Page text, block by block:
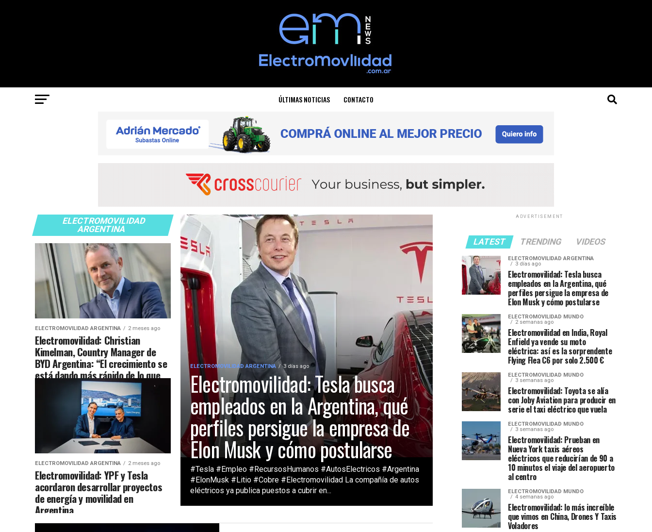
ÚLTIMAS NOTICIAS CONTACTO
ELECTROMOVILIDAD ARGENTINA 3 días ago
Electromovilidad: Tesla busca
empleados en la Argentina, qué
perfiles persigue la empresa de
Elon Musk y cómo postularse
#Tesla #Empleo #RecursosHumanos #AutosElectricos #Argentina
#ElonMusk #Litio #Cobre #Electromovilidad La compañía de autos
eléctricos ya publica puestos a cubrir en...
ELECTROMOVILIDAD
ARGENTINA
ELECTROMOVILIDAD ARGENTINA 2 meses ago
Electromovilidad: Christian
Kimelman, Country Manager de
BYD Argentina: “El crecimiento se
está dando más rápido de lo que
imaginábamos”
ELECTROMOVILIDAD ARGENTINA 2 meses ago
Electromovilidad: YPF y Tesla
acordaron desarrollar proyectos
de energía y movilidad en
Argentina
ADVERTISEMENT
LATEST TRENDING VIDEOS
ELECTROMOVILIDAD ARGENTINA
3 días ago
Electromovilidad: Tesla busca
empleados en la Argentina, qué
perfiles persigue la empresa de
Elon Musk y cómo postularse
ELECTROMOVILIDAD MUNDO
2 semanas ago
Electromovilidad en India, Royal
Enfield ya vende su moto
eléctrica: así es la sorprendente
Flying Flea C6 por solo 2.500 €
ELECTROMOVILIDAD MUNDO
3 semanas ago
Electromovilidad: Toyota se alía
con Joby Aviation para producir en
serie el taxi eléctrico que vuela
ELECTROMOVILIDAD MUNDO
3 semanas ago
Electromovilidad: Prueban en
Nueva York taxis aéreos
eléctricos que reducirían de 90 a
10 minutos el viaje del aeropuerto
al centro
ELECTROMOVILIDAD MUNDO
4 semanas ago
Electromovilidad: lo más increíble
que vimos en China, Drones Y Taxis
Voladores